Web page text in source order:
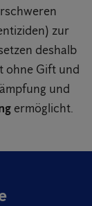
zur
deshalb
ohne Gift und
und
ermöglicht.